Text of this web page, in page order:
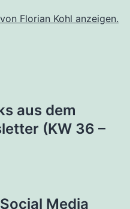
Florian Kohl anzeigen.
aus dem
(KW 36 –
Media